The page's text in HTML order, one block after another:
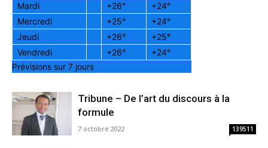
Mardi
+26° +24°
Mercredi
+25° +24°
Jeudi
+26° +25°
Vendredi
+26° +24°
Prévisions sur 7 jours
Tribune – De l’art du discours à la
formule
7 octobre 2022 139511